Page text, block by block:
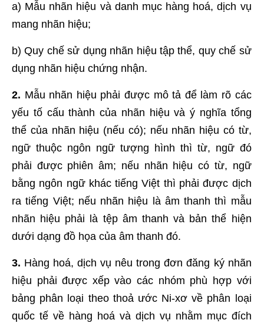
a) Mẫu nhãn hiệu và danh mục hàng hoá, dịch vụ
mang nhãn hiệu;
b) Quy chế sử dụng nhãn hiệu tập thể, quy chế sử
dụng nhãn hiệu chứng nhận.
2. Mẫu nhãn hiệu phải được mô tả để làm rõ các
yếu tố cấu thành của nhãn hiệu và ý nghĩa tổng
thể của nhãn hiệu (nếu có); nếu nhãn hiệu có từ,
ngữ thuộc ngôn ngữ tượng hình thì từ, ngữ đó
phải được phiên âm; nếu nhãn hiệu có từ, ngữ
bằng ngôn ngữ khác tiếng Việt thì phải được dịch
ra tiếng Việt; nếu nhãn hiệu là âm thanh thì mẫu
nhãn hiệu phải là tệp âm thanh và bản thể hiện
dưới dạng đồ họa của âm thanh đó.
3. Hàng hoá, dịch vụ nêu trong đơn đăng ký nhãn
hiệu phải được xếp vào các nhóm phù hợp với
bảng phân loại theo thoả ước Ni-xơ về phân loại
quốc tế về hàng hoá và dịch vụ nhằm mục đích